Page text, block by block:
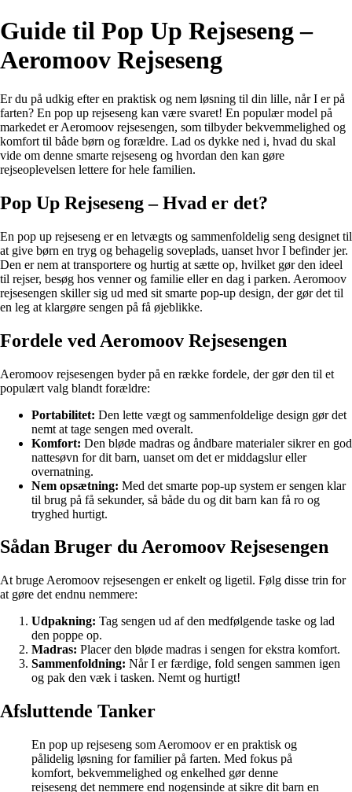
Guide til Pop Up Rejseseng –
Aeromoov Rejseseng
Er du på udkig efter en praktisk og nem løsning til din lille, når I er på
farten? En pop up rejseseng kan være svaret! En populær model på
markedet er Aeromoov rejsesengen, som tilbyder bekvemmelighed og
komfort til både børn og forældre. Lad os dykke ned i, hvad du skal
vide om denne smarte rejseseng og hvordan den kan gøre
rejseoplevelsen lettere for hele familien.
Pop Up Rejseseng – Hvad er det?
En pop up rejseseng er en letvægts og sammenfoldelig seng designet til
at give børn en tryg og behagelig soveplads, uanset hvor I befinder jer.
Den er nem at transportere og hurtig at sætte op, hvilket gør den ideel
til rejser, besøg hos venner og familie eller en dag i parken. Aeromoov
rejsesengen skiller sig ud med sit smarte pop-up design, der gør det til
en leg at klargøre sengen på få øjeblikke.
Fordele ved Aeromoov Rejsesengen
Aeromoov rejsesengen byder på en række fordele, der gør den til et
populært valg blandt forældre:
Portabilitet: Den lette vægt og sammenfoldelige design gør det
nemt at tage sengen med overalt.
Komfort: Den bløde madras og åndbare materialer sikrer en god
nattesøvn for dit barn, uanset om det er middagslur eller
overnatning.
Nem opsætning: Med det smarte pop-up system er sengen klar
til brug på få sekunder, så både du og dit barn kan få ro og
tryghed hurtigt.
Sådan Bruger du Aeromoov Rejsesengen
At bruge Aeromoov rejsesengen er enkelt og ligetil. Følg disse trin for
at gøre det endnu nemmere:
Udpakning: Tag sengen ud af den medfølgende taske og lad
den poppe op.
Madras: Placer den bløde madras i sengen for ekstra komfort.
Sammenfoldning: Når I er færdige, fold sengen sammen igen
og pak den væk i tasken. Nemt og hurtigt!
Afsluttende Tanker
En pop up rejseseng som Aeromoov er en praktisk og
pålidelig løsning for familier på farten. Med fokus på
komfort, bekvemmelighed og enkelhed gør denne
rejseseng det nemmere end nogensinde at sikre dit barn en